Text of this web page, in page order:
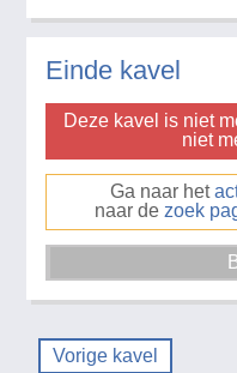
Einde kavel
Deze kavel is niet
niet
Ga naar het
naar de zoek
Vorige kavel